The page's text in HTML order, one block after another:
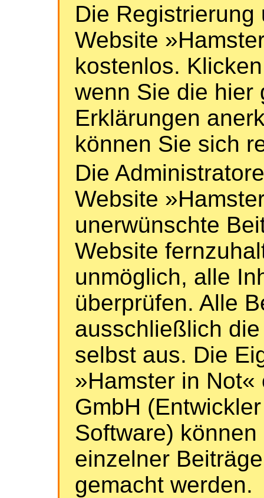
Die
Website
kostenlos.
wenn Sie die hier
Erklärungen
können Sie sich
Die
Website
unerwünschte
Website
unmöglich, alle
überprüfen. Alle
ausschließlich
selbst aus. Die
»Hamster in
GmbH
Software)
einzelner
gemacht werden.